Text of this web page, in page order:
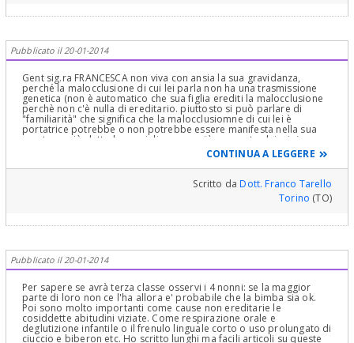
Pubblicato il 20-01-2014
Gent sig.ra FRANCESCA non viva con ansia la sua gravidanza,
perché la malocclusione di cui lei parla non ha una trasmissione
genetica (non è automatico che sua figlia erediti la malocclusione
perchè non c'è nulla di ereditario. piuttosto si può parlare di
"familiarità" che significa che la malocclusiomne di cui lei è
portatrice potrebbe o non potrebbe essere manifesta nella sua
creatura.. ciò detto le consiglio, come già proposto dai miei
colleghi, di tenere sotto controllo sua figlia, in modo da
"intercettare" la malocclusione al più presto, in modo da
correggerne le manifestazioni cliniche (sia dentali che
CONTINUA A LEGGERE
Scritto daDott. Franco Tarello
Torino (TO)
Pubblicato il 20-01-2014
Per sapere se avrà terza classe osservi i 4 nonni: se la maggior
parte di loro non ce l'ha allora e' probabile che la bimba sia ok.
Poi sono molto importanti come cause non ereditarie le
cosiddette abitudini viziate. Come respirazione orale e
deglutizione infantile o il frenulo linguale corto o uso prolungato di
ciuccio e biberon etc. Ho scritto lunghi ma facili articoli su queste